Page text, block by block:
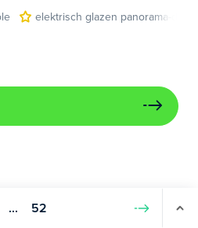
elektrisch glazen panorama-dak
... 52 Volgende